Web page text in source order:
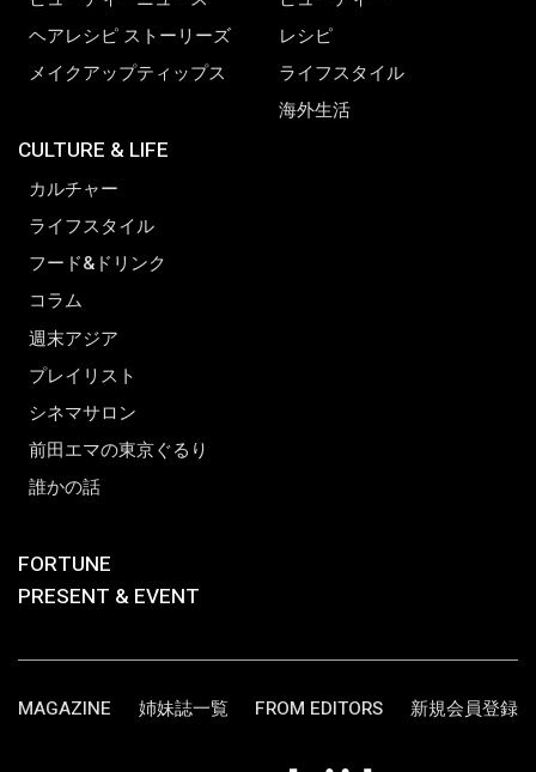
ヘアレシピ ストーリーズ
メイクアップティップス
CULTURE & LIFE
カルチャー
ライフスタイル
フード&ドリンク
コラム
週末アジア
プレイリスト
シネマサロン
前田エマの東京ぐるり
誰かの話
レシピ
ライフスタイル
海外生活
FORTUNE
PRESENT & EVENT
MAGAZINE 姉妹誌一覧 FROM EDITORS 新規会員登録